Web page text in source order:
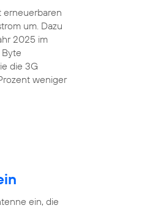
erneuerbaren
um. Dazu
2025 im
die 3G
weniger
ein, die